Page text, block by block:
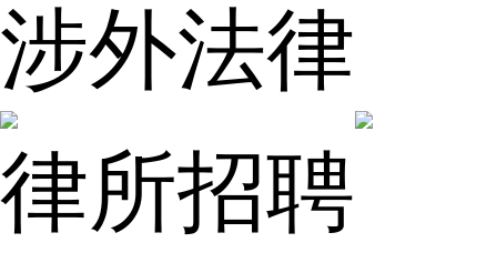
涉外法律
律所招聘